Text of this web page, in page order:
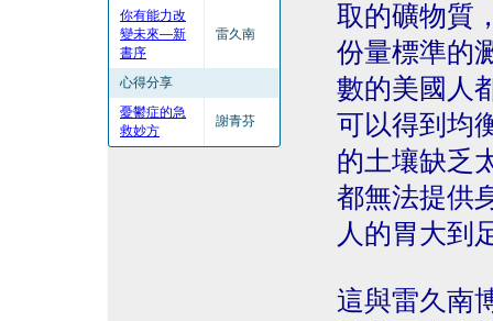
你有能力改
變未來—新
書序
雷久南
心得分享
憂鬱症的急
救妙方
謝青芬
取的礦物質
份量標準的
數的美國人
可以得到均
的土壤缺乏
都無法提供
人的胃大到
這與雷久南